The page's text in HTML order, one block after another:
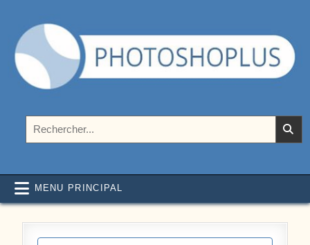
Photoshoplus
MENU PRINCIPAL